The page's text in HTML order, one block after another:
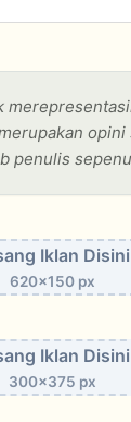
opini
penulis
Iklan Disini
620x150 px
Iklan Disini
300x375 px